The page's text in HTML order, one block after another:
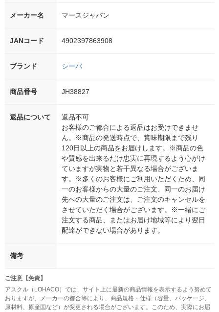
メーカー名 マースジャパン
JANコード 4902397863908
ブランド シーバ
商品番号 JH38827
返品について
返品不可
お客様のご都合による返品はお受けできませ
ん。※商品の発送時点で、賞味期限まで残り
120日以上の商品をお届けします。※商品の色
や質感を出来るだけ忠実に再現するよう心がけ
ていますが実物と若干異なる場合がございま
す。※多くのお客様にご利用いただくため、同
一のお客様からの大量のご注文、同一のお届け
先への大量のご注文は、ご注文のキャンセルを
させていただく場合がございます。※一緒にご
注文する商品、またはお届け地域等により翌日
配達ができない場合があります。
備考
ご注意【免責】
アスクル（LOHACO）では、サイト上に最新の商品情報を表示するよう努めて
おりますが、メーカーの都合等により、商品規格・仕様（容量、パッケージ、
原材料、原産国など）が変更される場合がございます。このため、実際にお届